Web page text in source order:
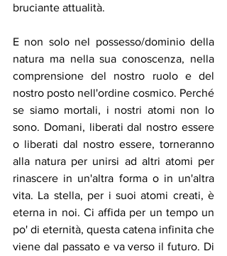
bruciante attualità.
E non solo nel possesso/dominio della
natura ma nella sua conoscenza, nella
comprensione del nostro ruolo e del
nostro posto nell'ordine cosmico. Perché
se siamo mortali, i nostri atomi non lo
sono. Domani, liberati dal nostro essere
o liberati dal nostro essere, torneranno
alla natura per unirsi ad altri atomi per
rinascere in un'altra forma o in un'altra
vita. La stella, per i suoi atomi creati, è
eterna in noi. Ci affida per un tempo un
po' di eternità, questa catena infinita che
viene dal passato e va verso il futuro. Di